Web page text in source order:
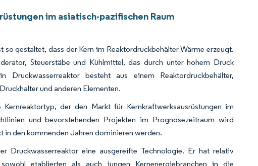
im asiatisch-pazifischen Raum
gestaltet, dass der Kern im Reaktordruckbehälter Wärme erzeugt.
Steuerstäbe und Kühlmittel, das durch unter hohem Druck
besteht aus einem Reaktordruckbehälter,
und anderen Elementen.
der den Markt für Kernkraftwerksausrüstungen im
und bevorstehenden Projekten im Prognosezeitraum wird
den kommenden Jahren dominieren werden.
Druckwasserreaktor eine ausgereifte Technologie. Er hat relativ
etablierten als auch jungen Kernenergiebranchen in die